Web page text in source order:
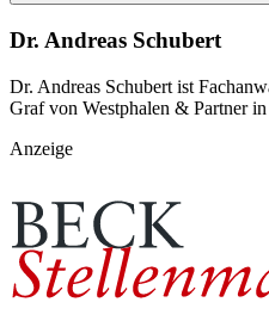
Dr. Andreas Schubert
Dr. Andreas Schubert ist
Graf von Westphalen & Partner
Anzeige